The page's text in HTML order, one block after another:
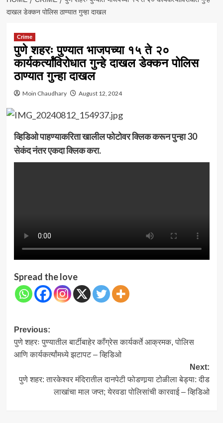
दाखल डेक्कन पोलिस ठाण्यात गुन्हा दाखल
Crime
पुणे शहरः पुण्यात भाजपच्या १५ ते २०
कार्यकर्त्यांविरोधात गुन्हे दाखल डेक्कन पोलिस
ठाण्यात गुन्हा दाखल
Moin Chaudhary August 12, 2024
व्हिडिओ पाहण्याकरिता खालील फोटोवर क्लिक करून पुन्हा 30
सेकंद नंतर एकदा क्लिक करा.
Spread the love
Post
navigation
Previous:
पुणे शहरः पुण्यातील बार्टीबाहेर काँग्रेस कार्यकर्ते आक्रमक, पोलिस
आणि कार्यकर्त्यांमध्ये झटापट – व्हिडिओ
Next:
पुणे शहर: तारकेश्वर मंदिरातील दानपेटी फोडणार्‍या टोळीला बेड्या: दीड
लाखांचा माल जप्त; येरवडा पोलिसांची कारवाई – व्हिडिओ